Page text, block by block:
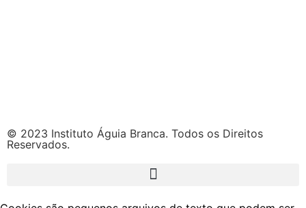
© 2023 Instituto Águia Branca. Todos os Direitos
Reservados.